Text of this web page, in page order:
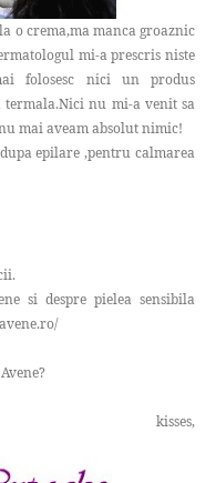
o crema,ma manca groaznic
mi-a prescris niste
folosesc nici un produs
termala.Nici nu mi-a venit sa
mai aveam absolut nimic!
epilare ,pentru calmarea
si despre pielea sensibila
kisses,